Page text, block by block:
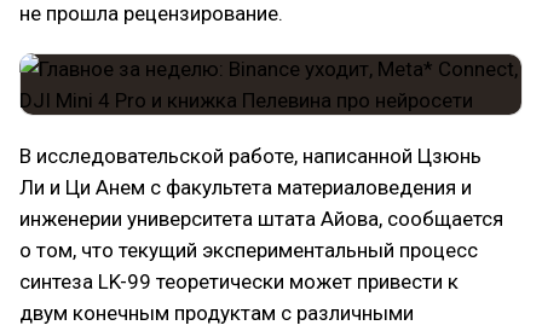
не прошла рецензирование.
В исследовательской работе, написанной Цзюнь
Ли и Ци Анем с факультета материаловедения и
инженерии университета штата Айова, сообщается
о том, что текущий экспериментальный процесс
синтеза LK-99 теоретически может привести к
двум конечным продуктам с различными